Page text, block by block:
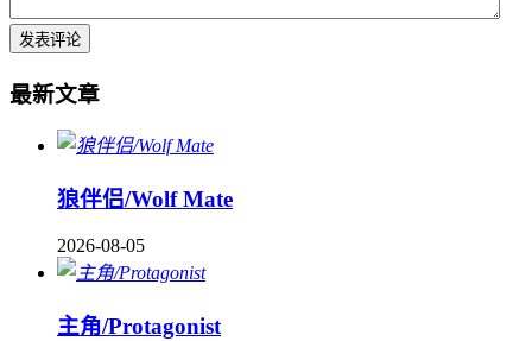
最新文章
狼伴侣/Wolf Mate
2026-08-05
主角/Protagonist